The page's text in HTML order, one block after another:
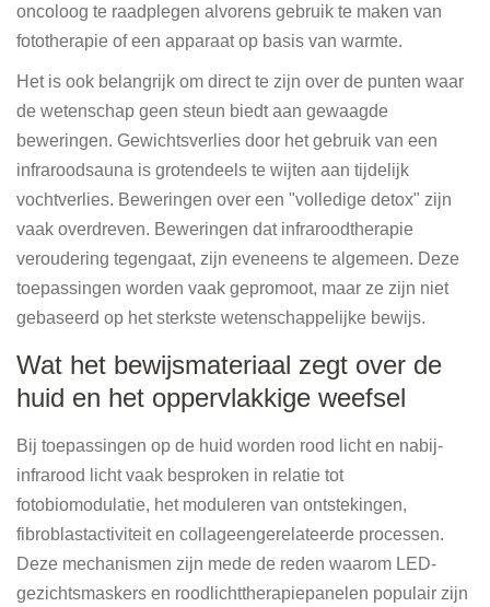
oncoloog te raadplegen alvorens gebruik te maken van
fototherapie of een apparaat op basis van warmte.
Het is ook belangrijk om direct te zijn over de punten waar
de wetenschap geen steun biedt aan gewaagde
beweringen. Gewichtsverlies door het gebruik van een
infraroodsauna is grotendeels te wijten aan tijdelijk
vochtverlies. Beweringen over een "volledige detox" zijn
vaak overdreven. Beweringen dat infraroodtherapie
veroudering tegengaat, zijn eveneens te algemeen. Deze
toepassingen worden vaak gepromoot, maar ze zijn niet
gebaseerd op het sterkste wetenschappelijke bewijs.
Wat het bewijsmateriaal zegt over de
huid en het oppervlakkige weefsel
Bij toepassingen op de huid worden rood licht en nabij-
infrarood licht vaak besproken in relatie tot
fotobiomodulatie, het moduleren van ontstekingen,
fibroblastactiviteit en collageengerelateerde processen.
Deze mechanismen zijn mede de reden waarom LED-
gezichtsmaskers en roodlichttherapiepanelen populair zijn